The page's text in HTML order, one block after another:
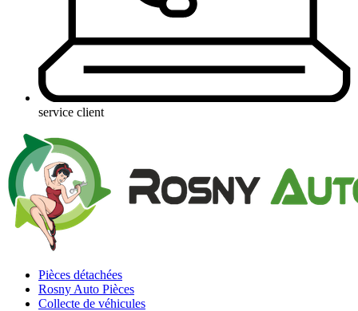
service client
Pièces détachées
Rosny Auto Pièces
Collecte de véhicules